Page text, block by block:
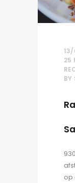
25
BY
op